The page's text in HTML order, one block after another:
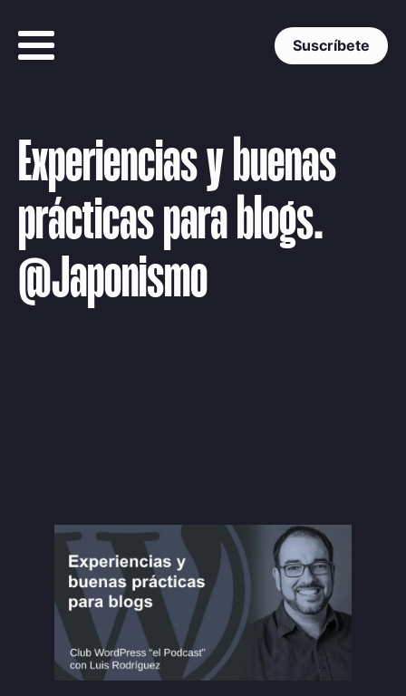
Suscríbete
Experiencias y buenas
prácticas para blogs.
@Japonismo